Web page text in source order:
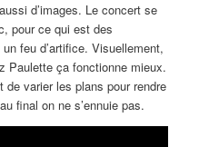
d’images. Le concert se
pour ce qui est des
feu d’artifice. Visuellement,
Paulette ça fonctionne mieux.
de varier les plans pour rendre
final on ne s’ennuie pas.